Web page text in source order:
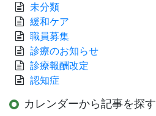
未分類
緩和ケア
職員募集
診療のお知らせ
診療報酬改定
認知症
カレンダーから記事を探す